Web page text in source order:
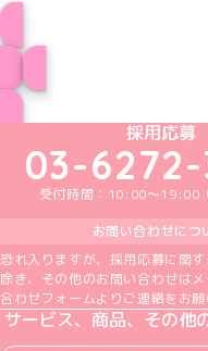
めいど
め
採用応募
03-
受付時間：10:00～19:00
お問い合わせにつ
恐れ入りますが、採用応募に関
除き、その他のお問い合わせは
合わせフォームよりご連絡をお願
サービス、商品、その他